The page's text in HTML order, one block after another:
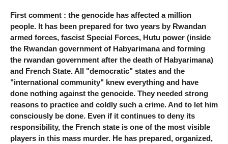
First comment : the genocide has affected a million
people. It has been prepared for two years by Rwandan
armed forces, fascist Special Forces, Hutu power (inside
the Rwandan government of Habyarimana and forming
the rwandan government after the death of Habyarimana)
and French State. All "democratic" states and the
"international community" knew everything and have
done nothing against the genocide. They needed strong
reasons to practice and coldly such a crime. And to let him
consciously be done. Even if it continues to deny its
responsibility, the French state is one of the most visible
players in this mass murder. He has prepared, organized,